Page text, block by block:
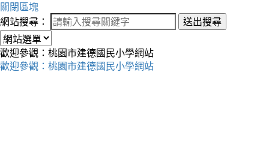
關閉區塊
網站搜尋：
送出搜尋
歡迎參觀：桃園市建德國民小學網站
歡迎參觀：桃園市建德國民小學網站